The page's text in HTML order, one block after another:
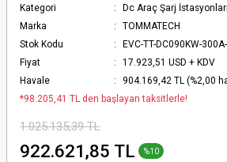
Kategori
Dc Araç Şarj İstasyonları
Marka
TOMMATECH
Stok Kodu
EVC-TT-DC090KW-
Fiyat
17.923,51 USD + KDV
Havale
904.169,42 TL (%2,00
*98.205,41 TL den başlayan taksitlerle!
1.025.135,39 TL
922.621,85 TL %10